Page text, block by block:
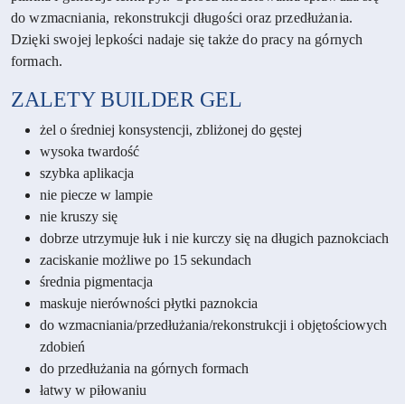
do wzmacniania, rekonstrukcji długości oraz przedłużania.
Dzięki swojej lepkości nadaje się także do pracy na górnych
formach.
ZALETYBUILDER GEL
żel o średniej konsystencji, zbliżonej do gęstej
wysoka twardość
szybka aplikacja
nie piecze w lampie
nie kruszy się
dobrze utrzymuje łuk i nie kurczy się na długich paznokciach
zaciskanie możliwe po 15 sekundach
średnia pigmentacja
maskuje nierówności płytki paznokcia
do wzmacniania/przedłużania/rekonstrukcji i objętościowych
zdobień
do przedłużania na górnych formach
łatwy w piłowaniu